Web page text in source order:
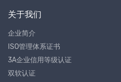
关于我们
企业简介
ISO管理体系证书
3A企业信用等级认证
双软认证